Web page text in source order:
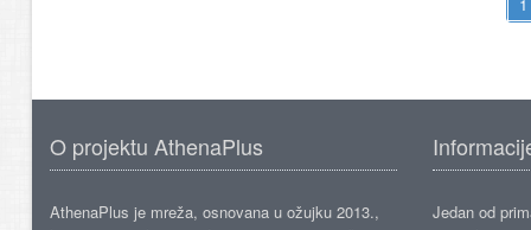
O projektu AthenaPlus
AthenaPlus je mreža, osnovana u ožujku 2013.,
Jedan od